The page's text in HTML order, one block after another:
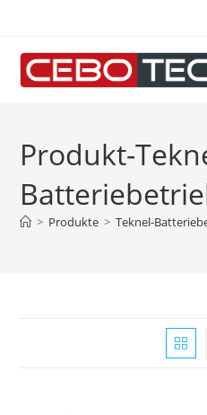
springen
Produkt-
> Produkte > Teknel-